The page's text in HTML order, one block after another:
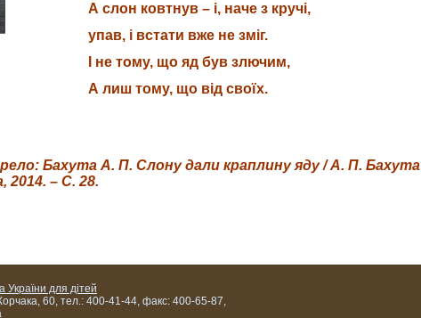
А слон ковтнув – і, наче з кручі,
упав, і встати вже не зміг.
І не тому, що яд був злючим,
А лиш тому, що від своїх.
Бахута А. П. Слону дали краплину яду / А. П. Бахута
2014. – С. 28.
України для дітей
60, тел.: 400-41-44, факс: 400-65-87,